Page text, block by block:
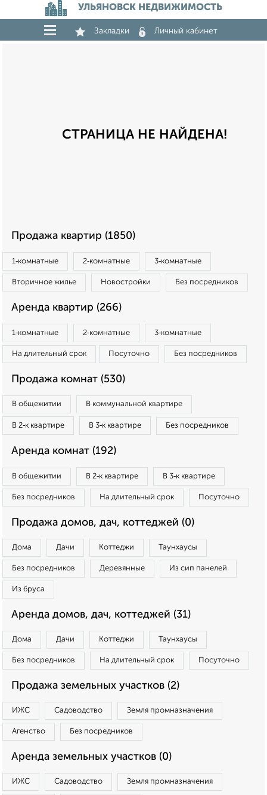
УЛЬЯНОВСК НЕДВИЖИМОСТЬ
Закладки Личный кабинет
СТРАНИЦА НЕ НАЙДЕНА!
Продажа квартир (1850)
1‑комнатные 2‑комнатные 3‑комнатные
Вторичное жилье Новостройки Без посредников
Аренда квартир (266)
1‑комнатные 2‑комнатные 3‑комнатные
На длительный срок Посуточно Без посредников
Продажа комнат (530)
В общежитии В коммунальной квартире
В 2‑к квартире В 3‑к квартире Без посредников
Аренда комнат (192)
В общежитии В 2‑к квартире В 3‑к квартире
Без посредников На длительный срок Посуточно
Продажа домов, дач, коттеджей (0)
Дома Дачи Коттеджи Таунхаусы
Без посредников Деревянные Из сип панелей
Из бруса
Аренда домов, дач, коттеджей (31)
Дома Дачи Коттеджи Таунхаусы
Без посредников На длительный срок Посуточно
Продажа земельных участков (2)
ИЖС Садоводство Земля промназначения
Агенство Без посредников
Аренда земельных участков (0)
ИЖС Садоводство Земля промназначения